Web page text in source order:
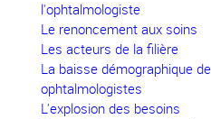
l'ophtalmologiste
Le renoncement aux soins
Les acteurs de la filière
La baisse démographique
ophtalmologistes
L'explosion des besoins